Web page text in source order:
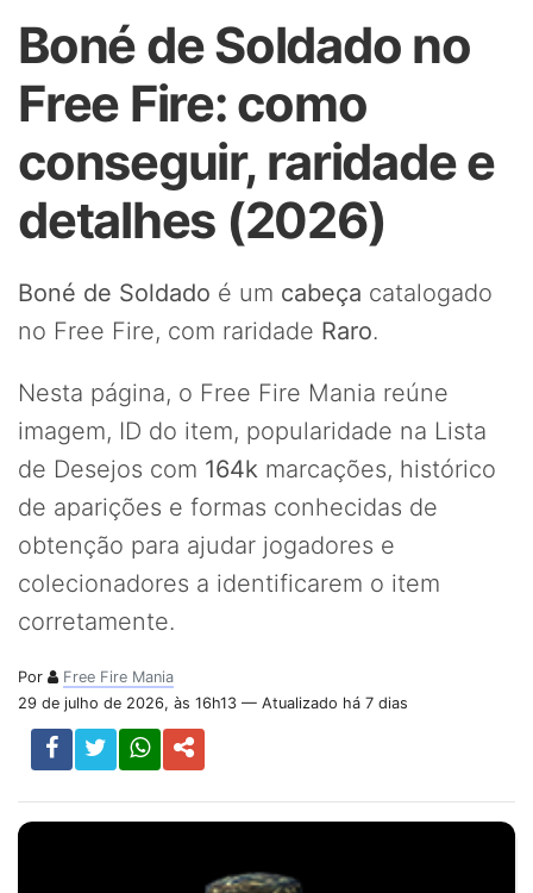
Boné de Soldado no
Free Fire: como
conseguir, raridade e
detalhes (2026)
Boné de Soldado é um cabeça catalogado
no Free Fire, com raridade Raro.
Nesta página, o Free Fire Mania reúne
imagem, ID do item, popularidade na Lista
de Desejos com 164k marcações, histórico
de aparições e formas conhecidas de
obtenção para ajudar jogadores e
colecionadores a identificarem o item
corretamente.
Por
Free Fire Mania
29 de julho de 2026, às 16h13 — Atualizado há 7 dias